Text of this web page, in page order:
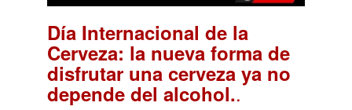
Día Internacional de la
Cerveza: la nueva forma de
disfrutar una cerveza ya no
depende del alcohol..